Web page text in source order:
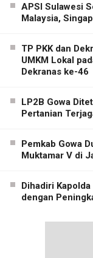
APSI Sulawesi
Malaysia,
TP PKK dan
UMKM Lokal
Dekranas ke-46
LP2B Gowa
Pertanian
Pemkab Gowa
Muktamar V di
Dihadiri
dengan